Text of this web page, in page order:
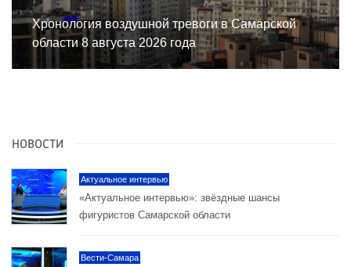
Хронология воздушной тревоги в Самарской
области 8 августа 2026 года
НОВОСТИ
Актуальное интервью
«Актуальное интервью»: звёздные шансы
фигуристов Самарской области
Вести-Самара